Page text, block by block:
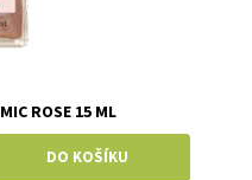
ROSE 15 ML